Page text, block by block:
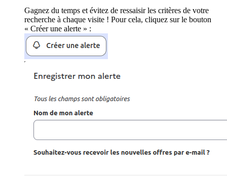
Gagnez du temps et évitez de ressaisir les critères de votre
recherche à chaque visite ! Pour cela, cliquez sur le bouton
« Créer une alerte » :